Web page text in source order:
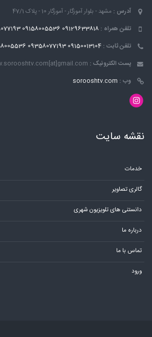
آدرس : مشهد - بلوار آموزگار - آموزگار 10 - پلاک 47/1
تلفن همراه : 09129633818
09158005536
تلفن ثابت : 09150013104
09358077193
پست الکترونیک :
وب : sorooshtv.com
نقشه سایت
خدمات
گالری تصاویر
دانستنی های تلویزیون شهری
درباره ما
تماس با ما
ورود